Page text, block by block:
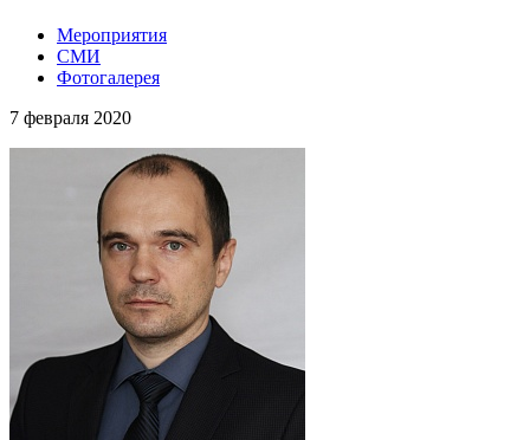
Мероприятия
СМИ
Фотогалерея
7 февраля 2020